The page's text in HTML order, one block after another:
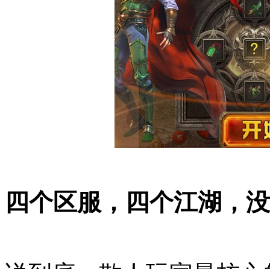
四个区服，四个江湖，